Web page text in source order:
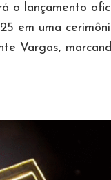
o lançamento
em uma
Vargas,